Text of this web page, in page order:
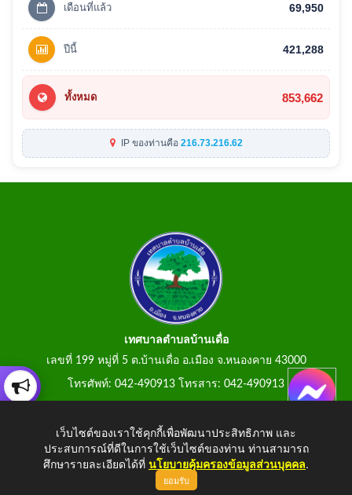
เดือนที่แล้ว 69,950
ปีนี้ 421,288
ทั้งหมด 853,662
IP ของท่านคือ 216.73.216.62
เทศบาลตำบลบ้านเดื่อ
เลขที่ 199 หมู่ที่ 5 ต.บ้านเดื่อ อ.เมือง จ.หนองคาย 43000
โทรศัพท์: 042-490913 โทรสาร: 042-490913
Copyright © 2026 All Right Resive
เว็บไซต์ของเราใช้คุกกี้เพื่อพัฒนาประสิทธิภาพ และ
ประสบการณ์ที่ดีในการใช้เว็บไซต์ของท่าน ท่านสามารถ
ศึกษารายละเอียดได้ที่ นโยบายคุ้มครองข้อมูลส่วนบุคคล.
ยอมรับ